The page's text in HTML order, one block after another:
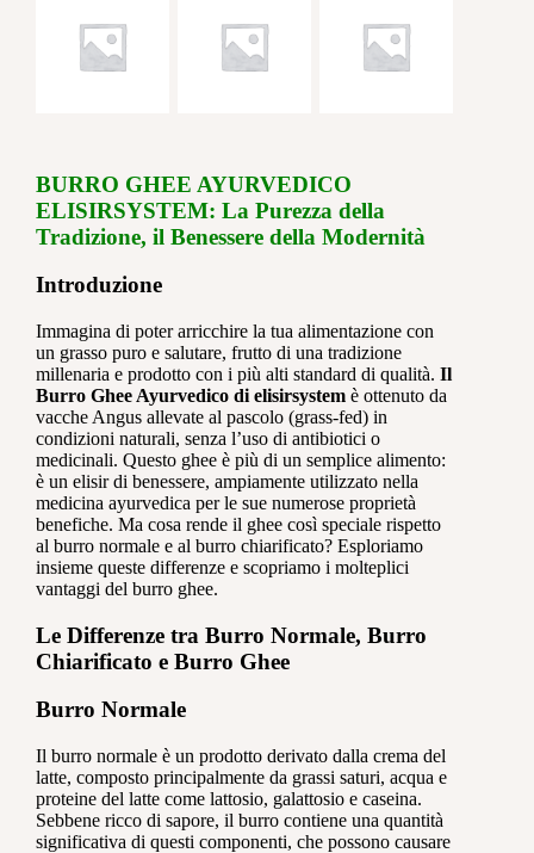
BURRO GHEE AYURVEDICO
ELISIRSYSTEM: La Purezza della
Tradizione, il Benessere della Modernità
Introduzione
Immagina di poter arricchire la tua alimentazione con
un grasso puro e salutare, frutto di una tradizione
millenaria e prodotto con i più alti standard di qualità. Il
Burro Ghee Ayurvedico di elisirsystem è ottenuto da
vacche Angus allevate al pascolo (grass-fed) in
condizioni naturali, senza l’uso di antibiotici o
medicinali. Questo ghee è più di un semplice alimento:
è un elisir di benessere, ampiamente utilizzato nella
medicina ayurvedica per le sue numerose proprietà
benefiche. Ma cosa rende il ghee così speciale rispetto
al burro normale e al burro chiarificato? Esploriamo
insieme queste differenze e scopriamo i molteplici
vantaggi del burro ghee.
Le Differenze tra Burro Normale, Burro
Chiarificato e Burro Ghee
Burro Normale
Il burro normale è un prodotto derivato dalla crema del
latte, composto principalmente da grassi saturi, acqua e
proteine del latte come lattosio, galattosio e caseina.
Sebbene ricco di sapore, il burro contiene una quantità
significativa di questi componenti, che possono causare